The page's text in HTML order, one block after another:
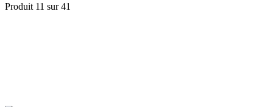
Produit 11 sur 41